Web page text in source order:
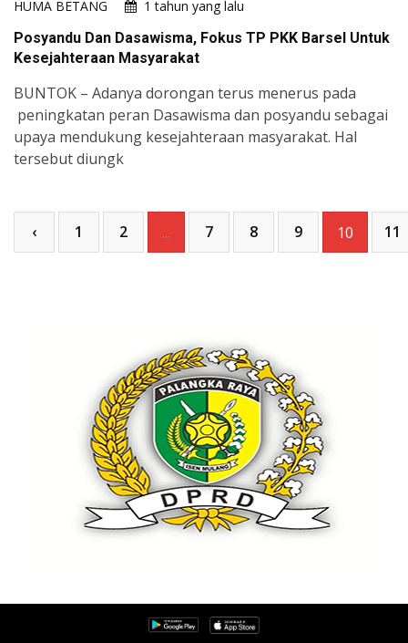
HUMA BETANG
1 tahun yang lalu
Posyandu Dan Dasawisma, Fokus TP PKK Barsel Untuk
Kesejahteraan Masyarakat
BUNTOK – Adanya dorongan terus menerus pada
peningkatan peran Dasawisma dan posyandu sebagai
upaya mendukung kesejahteraan masyarakat. Hal
tersebut diungk
‹ 1 2 ... 7 8 9 10 11